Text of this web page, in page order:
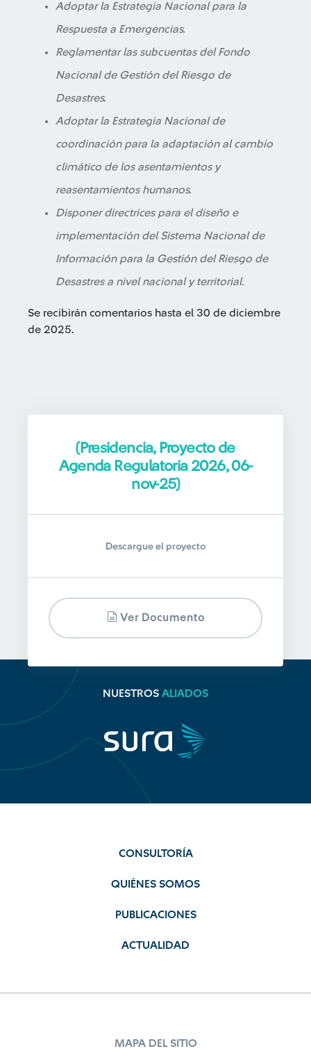
Adoptar la Estrategia Nacional para la
Respuesta a Emergencias.
Reglamentar las subcuentas del Fondo
Nacional de Gestión del Riesgo de
Desastres.
Adoptar la Estrategia Nacional de
coordinación para la adaptación al cambio
climático de los asentamientos y
reasentamientos humanos.
Disponer directrices para el diseño e
implementación del Sistema Nacional de
Información para la Gestión del Riesgo de
Desastres a nivel nacional y territorial.
Se recibirán comentarios hasta el 30 de diciembre
de 2025.
(Presidencia, Proyecto de
Agenda Regulatoria 2026, 06-
nov-25)
Descargue el proyecto
Ver Documento
NUESTROS ALIADOS
CONSULTORÍA
QUIÉNES SOMOS
PUBLICACIONES
ACTUALIDAD
MAPA DEL SITIO